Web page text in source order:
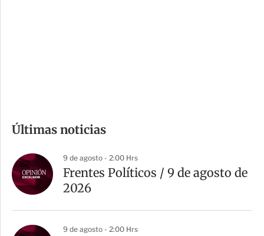
p
a
r
t
Últimas noticias
9 de agosto - 2:00 Hrs
Frentes Políticos / 9 de agosto de
2026
9 de agosto - 2:00 Hrs